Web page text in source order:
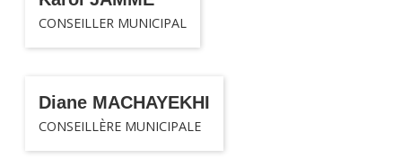
CONSEILLER MUNICIPAL
Diane MACHAYEKHI
CONSEILLÈRE MUNICIPALE